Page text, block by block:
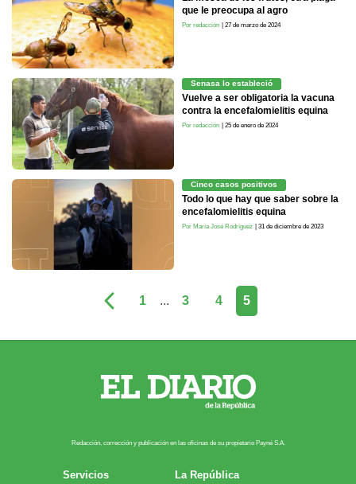
que le preocupa al agro
Por redacción | 27 de marzo de 2024
Senasa lo estableció
Vuelve a ser obligatoria la vacuna
contra la encefalomielitis equina
Por redacción | 25 de enero de 2024
Cinco casos positivos
Todo lo que hay que saber sobre la
encefalomielitis equina
Por María José Rodríguez | 31 de diciembre de 2023
1 ... 3 4 5
Redacción, corrección y publicación en las oficinas de su propietario Payn​é S.A.
Servicios
La República